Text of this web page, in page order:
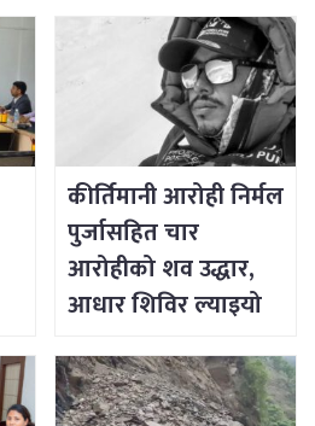
कीर्तिमानी आरोही निर्मल
पुर्जासहित चार
आरोहीको शव उद्धार,
आधार शिविर ल्याइयो